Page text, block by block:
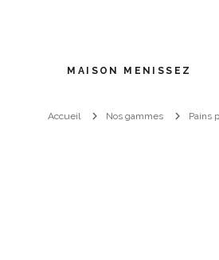
MAISON MENISSEZ
Accueil Nos gammes Pains